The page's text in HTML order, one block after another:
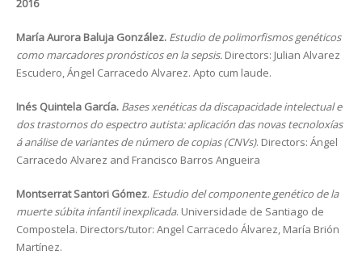
2016
María Aurora Baluja González. Estudio de polimorfismos genéticos
como marcadores pronósticos en la sepsis. Directors: Julian Alvarez
Escudero, Ángel Carracedo Alvarez. Apto cum laude.
Inés Quintela García. Bases xenéticas da discapacidade intelectual e
dos trastornos do espectro autista: aplicación das novas tecnoloxías
á análise de variantes de número de copias (CNVs). Directors: Ángel
Carracedo Alvarez and Francisco Barros Angueira
Montserrat Santori Gómez. Estudio del componente genético de la
muerte súbita infantil inexplicada. Universidade de Santiago de
Compostela. Directors/tutor: Angel Carracedo Álvarez, María Brión
Martínez.